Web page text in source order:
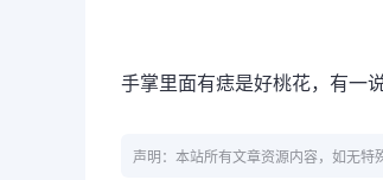
手掌里面有痣是好桃花，有一
声明：本站所有文章资源内容，如无特